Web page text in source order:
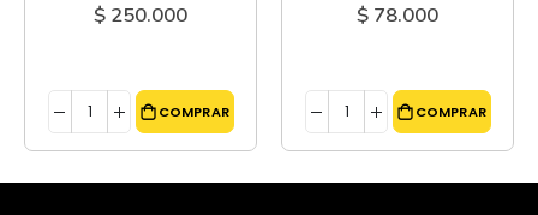
$ 250.000
COMPRAR
$ 78.000
COMPRAR